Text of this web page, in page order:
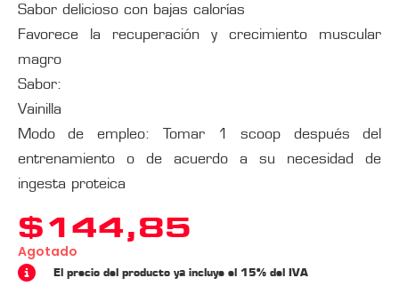
Sabor delicioso con bajas calorías
Favorece la recuperación y crecimiento muscular
magro
Sabor:
Vainilla
Modo de empleo: Tomar 1 scoop después del
entrenamiento o de acuerdo a su necesidad de
ingesta proteica
$144,85
Agotado
El precio del producto ya incluye el 15% del IVA